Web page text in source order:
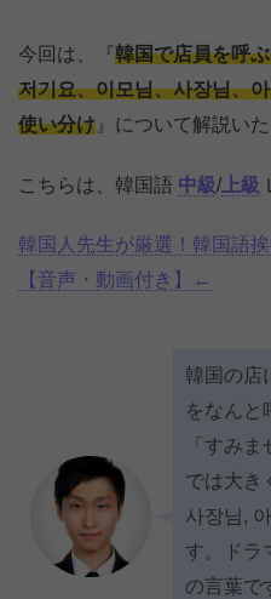
今回は、『韓国で店員を呼
저기요、이모님、사장님、
使い分け 』について解説いた
こちらは、韓国語 中級/ 上級
韓国人先生が厳選！韓国語
【音声・動画付き】←
韓国の店
をなんと
「すみ
では大き
사장님,
す。ドラ
の言葉で